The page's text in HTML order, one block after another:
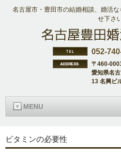
名古屋市・豊田市の結婚相談、婚活
せ下さい
052-
〒460-
愛知県名
13 名興ビ
MENU
ビタミンの必要性